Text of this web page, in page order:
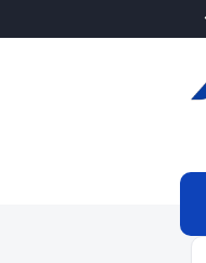
основному